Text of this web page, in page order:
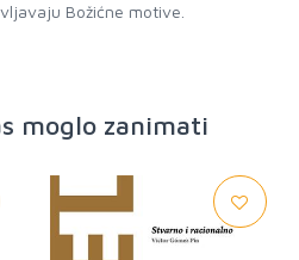
Božićne motive.
moglo zanimati